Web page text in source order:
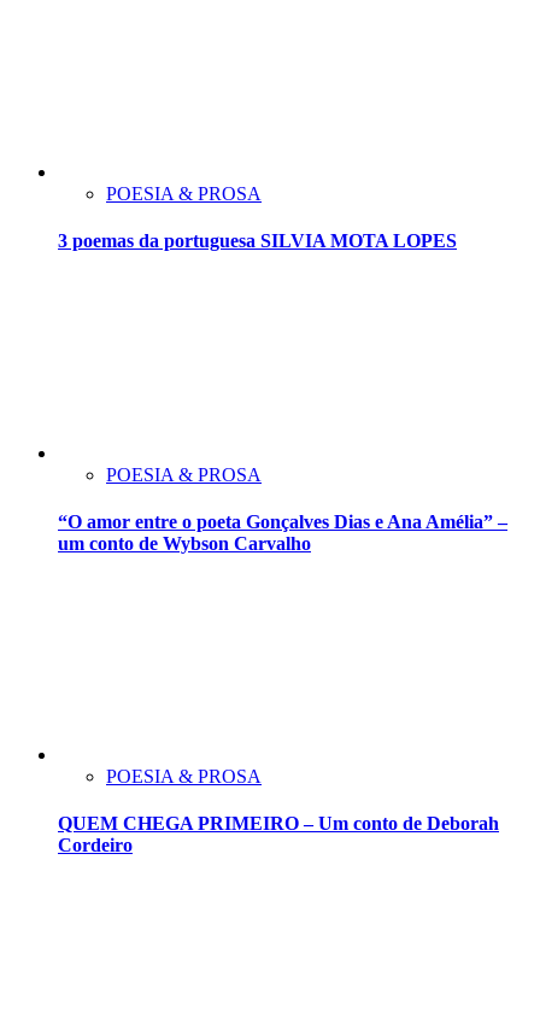
POESIA & PROSA
3 poemas da portuguesa SILVIA MOTA LOPES
POESIA & PROSA
“O amor entre o poeta Gonçalves Dias e Ana Amélia” –
um conto de Wybson Carvalho
POESIA & PROSA
QUEM CHEGA PRIMEIRO – Um conto de Deborah
Cordeiro